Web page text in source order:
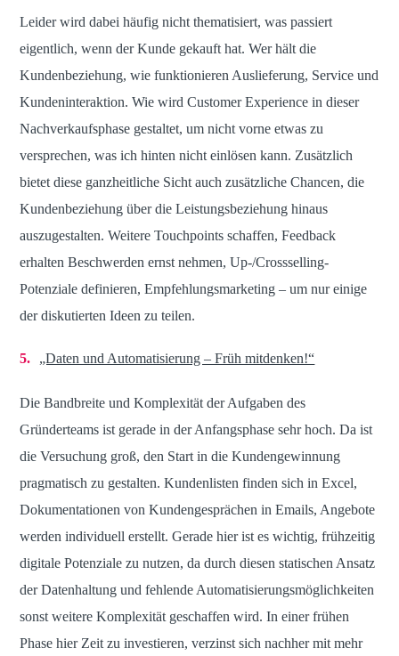
Leider wird dabei häufig nicht thematisiert, was passiert
eigentlich, wenn der Kunde gekauft hat. Wer hält die
Kundenbeziehung, wie funktionieren Auslieferung, Service und
Kundeninteraktion. Wie wird Customer Experience in dieser
Nachverkaufsphase gestaltet, um nicht vorne etwas zu
versprechen, was ich hinten nicht einlösen kann. Zusätzlich
bietet diese ganzheitliche Sicht auch zusätzliche Chancen, die
Kundenbeziehung über die Leistungsbeziehung hinaus
auszugestalten. Weitere Touchpoints schaffen, Feedback
erhalten Beschwerden ernst nehmen, Up-/Crossselling-
Potenziale definieren, Empfehlungsmarketing – um nur einige
der diskutierten Ideen zu teilen.
„Daten und Automatisierung – Früh mitdenken!“
Die Bandbreite und Komplexität der Aufgaben des
Gründerteams ist gerade in der Anfangsphase sehr hoch. Da ist
die Versuchung groß, den Start in die Kundengewinnung
pragmatisch zu gestalten. Kundenlisten finden sich in Excel,
Dokumentationen von Kundengesprächen in Emails, Angebote
werden individuell erstellt. Gerade hier ist es wichtig, frühzeitig
digitale Potenziale zu nutzen, da durch diesen statischen Ansatz
der Datenhaltung und fehlende Automatisierungsmöglichkeiten
sonst weitere Komplexität geschaffen wird. In einer frühen
Phase hier Zeit zu investieren, verzinst sich nachher mit mehr